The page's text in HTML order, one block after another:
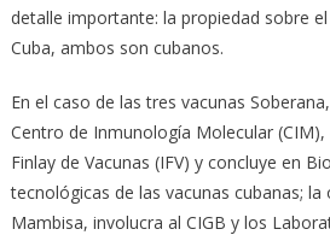
detalle importante: la propiedad sobre el
Cuba, ambos son cubanos.
En el caso de las tres vacunas
Centro de Inmunología Molecular
Finlay de Vacunas (IFV) y concluye en
tecnológicas de las vacunas cubanas; la
Mambisa, involucra al CIGB y los